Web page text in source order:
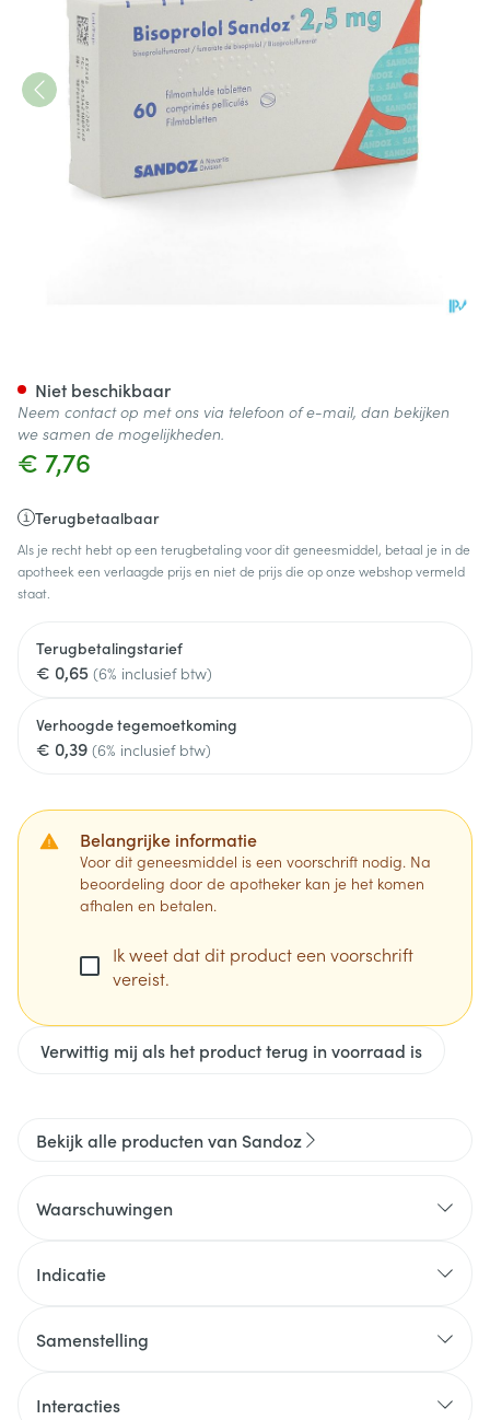
€ 7,76
Terugbetaalbaar
Als je recht hebt op een terugbetaling voor dit geneesmiddel, betaal je in de
apotheek een verlaagde prijs en niet de prijs die op onze webshop vermeld
staat.
Terugbetalingstarief
€ 0,65 (6% inclusief btw)
Verhoogde tegemoetkoming
€ 0,39 (6% inclusief btw)
Belangrijke informatie
Voor dit geneesmiddel is een voorschrift nodig. Na
beoordeling door de apotheker kan je het komen
afhalen en betalen.
Ik weet dat dit product een voorschrift
vereist.
Verwittig mij als het product terug in voorraad is
Niet beschikbaar
Neem contact op met ons via telefoon of e-mail, dan bekijken
we samen de mogelijkheden.
Bekijk alle producten van Sandoz
Waarschuwingen
Indicatie
Samenstelling
Interacties